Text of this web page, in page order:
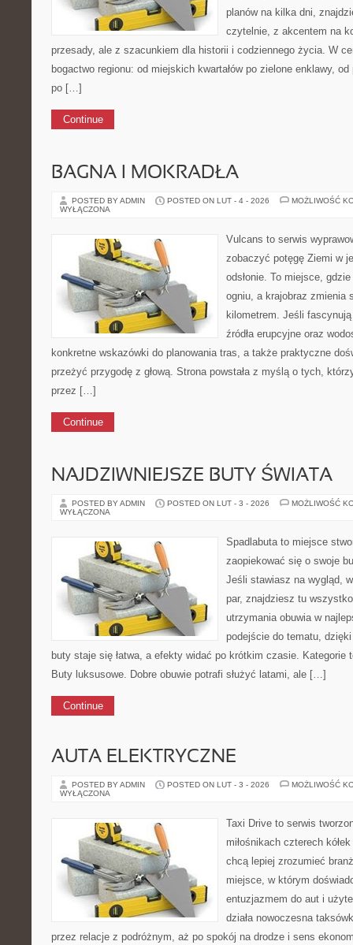
planów na kilka dni,
czytelnie, z akcentem na
przesady, ale z szacunkiem dla historii i codziennego życia. W
bogactwo regionu: od miejskich kwartałów po zielone enklawy,
po […]
Continue
BAGNA I MOKRADŁA
POSTED BY ADMIN POSTED ON LUT - 4 - 2026
MOŻLIWOŚĆ
WYŁĄCZONA
Vulcans to serwis
zobaczyć potęgę Ziemi w
odsłonie. To miejsce,
ogniu, a krajobraz zmienia
kilometrem. Jeśli
źródła erupcyjne oraz
konkretne wskazówki do planowania tras, a także praktyczne
przeżyć przygodę z głową. Strona powstała z myślą o tych,
przez […]
Continue
NAJDZIWNIEJSZE BUTY ŚWIATA
POSTED BY ADMIN POSTED ON LUT - 3 - 2026
MOŻLIWOŚĆ
WYŁĄCZONA
Spadlabuta to miejsce
zaopiekować się o swoje
Jeśli stawiasz na wygląd,
par, znajdziesz tu
utrzymania obuwia w
podejście do tematu,
buty staje się łatwa, a efekty widać po krótkim czasie. Kategorie
Buty luksusowe. Dobre obuwie potrafi służyć latami, ale […]
Continue
AUTA ELEKTRYCZNE
POSTED BY ADMIN POSTED ON LUT - 3 - 2026
MOŻLIWOŚĆ
WYŁĄCZONA
Taxi Drive to serwis
miłośnikach czterech
chcą lepiej zrozumieć
miejsce, w którym
entuzjazmem do aut i
działa nowoczesna
przez relacje z podróżnym, aż po spokój na drodze i sens